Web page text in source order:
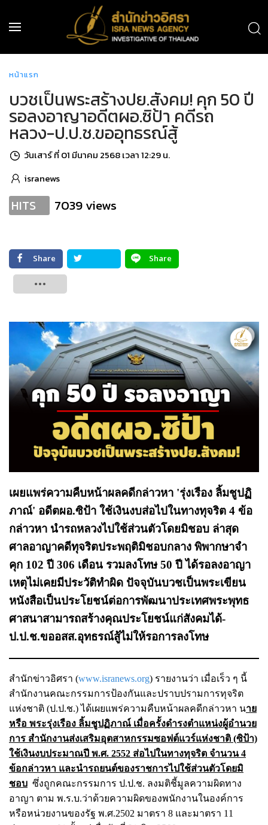
หน้าแรก
บวชเป็นพระสร้างปย.สังคม! คุก 50 ปี
รอลงอาญาอดีตผอ.ซิป้า คดีรถ
หลวง-ป.ป.ช.ขออุทธรณ์สู้
วันเสาร์ ที่ 01 มีนาคม 2568 เวลา 12:29 น.
isranews
HITS 7039 views
Share
Share
เผยแพร่ความคืบหน้าผลคดีกล่าวหา 'รุ่งเรือง ลิ้มชูปฏิ
ภาณ์' อดีตผอ.ซิป้า ใช้เงินงบส่อไปในทางทุจริต 4 ข้อ
กล่าวหา นำรถหลวงไปใช้ส่วนตัวโดยมิชอบ ล่าสุด
ศาลอาญาคดีทุจริตประพฤติมิชอบกลาง พิพากษาจำ
คุก 102 ปี 306 เดือน รวมลงโทษ 50 ปี ได้รอลงอาญา
เหตุไม่เคยมีประวัติทำผิด ปัจจุบันบวชเป็นพระเขียน
หนังสือเป็นประโยชน์ต่อการพัฒนาประเทศพระพุทธ
ศาสนาสามารถสร้างคุณประโยชน์แก่สังคมได้-
ป.ป.ช.ขออสส.อุทธรณ์สู้ไม่ให้รอการลงโทษ
สำนักข่าวอิศรา (www.isranews.org) รายงานว่า เมื่อเร็ว ๆ นี้
สำนักงานคณะกรรมการป้องกันและปราบปรามการทุจริต
แห่งชาติ (ป.ป.ช.) ได้เผยแพร่ความคืบหน้าผลคดีกล่าวหา นาย
หรือ พระรุ่งเรือง ลิ้มชูปฏิภาณ์ เมื่อครั้งดำรงตำแหน่งผู้อำนวย
การ สำนักงานส่งเสริมอุตสาหกรรมซอฟต์แวร์แห่งชาติ (ซิป้า)
ใช้เงินงบประมาณปี พ.ศ. 2552 ส่อไปในทางทุจริต จำนวน 4
ข้อกล่าวหา และนำรถยนต์ของราชการไปใช้ส่วนตัวโดยมิ
ชอบ ซึ่งถูกคณะกรรมการ ป.ป.ช. ลงมติชี้มูลความผิดทาง
อาญา ตาม พ.ร.บ.ว่าด้วยความผิดของพนักงานในองค์การ
หรือหน่วยงานของรัฐ พ.ศ.2502 มาตรา 8 และมาตรา 11